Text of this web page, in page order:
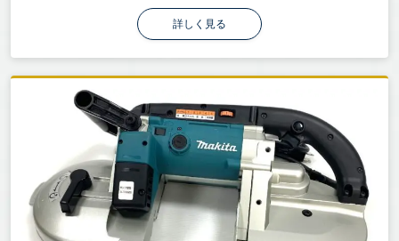
詳しく見る